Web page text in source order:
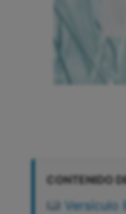
CONTENIDO
Versículo